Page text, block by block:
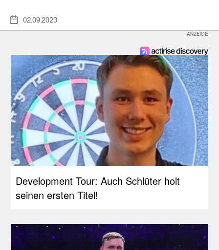
Veröffentlichungsdatum
02.09.2023
Development Tour: Auch Schlüter holt
seinen ersten Titel!